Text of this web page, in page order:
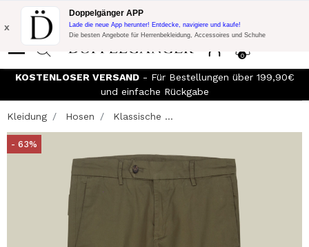
Blitzangebot:
10% Extra-Rabatt auf 300€ Einkauf mit Code:
DOPPEL300
0
x
Doppelgänger APP
Lade die neue App herunter! Entdecke, navigiere und kaufe!
Die besten Angebote für Herrenbekleidung, Accessoires und Schuhe
KOSTENLOSER VERSAND- Für Bestellungen über 199,90€
und einfache Rückgabe
Kleidung Hosen Klassische ...
- 63%